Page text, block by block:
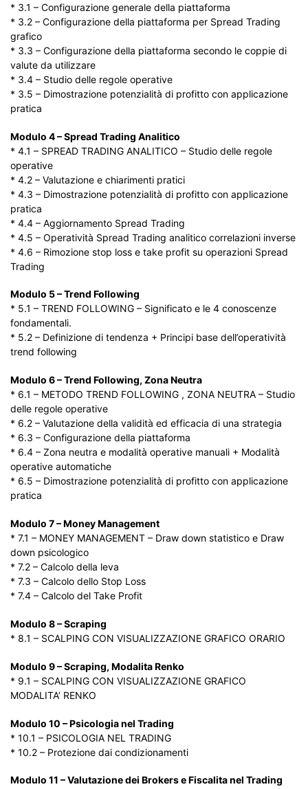
* 3.1 – Configurazione generale della piattaforma
* 3.2 – Configurazione della piattaforma per Spread Trading
grafico
* 3.3 – Configurazione della piattaforma secondo le coppie di
valute da utilizzare
* 3.4 – Studio delle regole operative
* 3.5 – Dimostrazione potenzialità di profitto con applicazione
pratica
Modulo 4 – Spread Trading Analitico
* 4.1 – SPREAD TRADING ANALITICO – Studio delle regole
operative
* 4.2 – Valutazione e chiarimenti pratici
* 4.3 – Dimostrazione potenzialità di profitto con applicazione
pratica
* 4.4 – Aggiornamento Spread Trading
* 4.5 – Operatività Spread Trading analitico correlazioni inverse
* 4.6 – Rimozione stop loss e take profit su operazioni Spread
Trading
Modulo 5 – Trend Following
* 5.1 – TREND FOLLOWING – Significato e le 4 conoscenze
fondamentali.
* 5.2 – Definizione di tendenza + Principi base dell’operatività
trend following
Modulo 6 – Trend Following, Zona Neutra
* 6.1 – METODO TREND FOLLOWING , ZONA NEUTRA – Studio
delle regole operative
* 6.2 – Valutazione della validità ed efficacia di una strategia
* 6.3 – Configurazione della piattaforma
* 6.4 – Zona neutra e modalità operative manuali + Modalità
operative automatiche
* 6.5 – Dimostrazione potenzialità di profitto con applicazione
pratica
Modulo 7 – Money Management
* 7.1 – MONEY MANAGEMENT – Draw down statistico e Draw
down psicologico
* 7.2 – Calcolo della leva
* 7.3 – Calcolo dello Stop Loss
* 7.4 – Calcolo del Take Profit
Modulo 8 – Scraping
* 8.1 – SCALPING CON VISUALIZZAZIONE GRAFICO ORARIO
Modulo 9 – Scraping, Modalita Renko
* 9.1 – SCALPING CON VISUALIZZAZIONE GRAFICO
MODALITA’ RENKO
Modulo 10 – Psicologia nel Trading
* 10.1 – PSICOLOGIA NEL TRADING
* 10.2 – Protezione dai condizionamenti
Modulo 11 – Valutazione dei Brokers e Fiscalita nel Trading